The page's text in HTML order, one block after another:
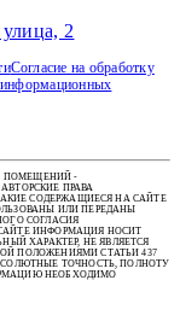
2
Согласие на обработку
информационных
ПОМЕЩЕНИЙ -
ПРАВА
СОДЕРЖАЩИЕСЯ НА САЙТЕ
ИЛИ ПЕРЕДАНЫ
СОГЛАСИЯ
ИНФОРМАЦИЯ НОСИТ
ХАРАКТЕР, НЕ ЯВЛЯЕТСЯ
ПОЛОЖЕНИЯМИ СТАТЬИ 437
ТОЧНОСТЬ, ПОЛНОТУ
НЕОБХОДИМО